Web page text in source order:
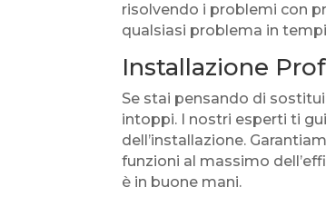
risolvendo i problemi con
qualsiasi problema in
Installazione
Se stai pensando di
intoppi. I nostri esperti ti
dell’installazione.
funzioni al massimo
è in buone mani.